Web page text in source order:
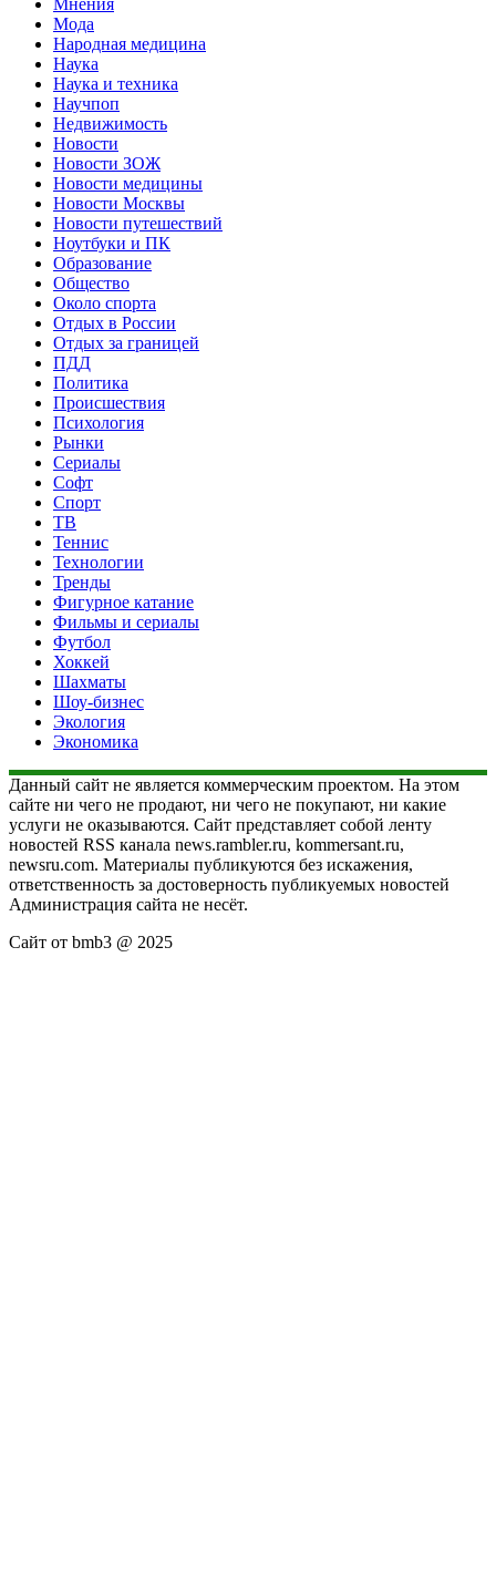
Мнения
Мода
Народная медицина
Наука
Наука и техника
Научпоп
Недвижимость
Новости
Новости ЗОЖ
Новости медицины
Новости Москвы
Новости путешествий
Ноутбуки и ПК
Образование
Общество
Около спорта
Отдых в России
Отдых за границей
ПДД
Политика
Происшествия
Психология
Рынки
Сериалы
Софт
Спорт
ТВ
Теннис
Технологии
Тренды
Фигурное катание
Фильмы и сериалы
Футбол
Хоккей
Шахматы
Шоу-бизнес
Экология
Экономика
Данный сайт не является коммерческим проектом. На этом
сайте ни чего не продают, ни чего не покупают, ни какие
услуги не оказываются. Сайт представляет собой ленту
новостей RSS канала news.rambler.ru, kommersant.ru,
newsru.com. Материалы публикуются без искажения,
ответственность за достоверность публикуемых новостей
Администрация сайта не несёт.
Сайт от bmb3 @ 2025